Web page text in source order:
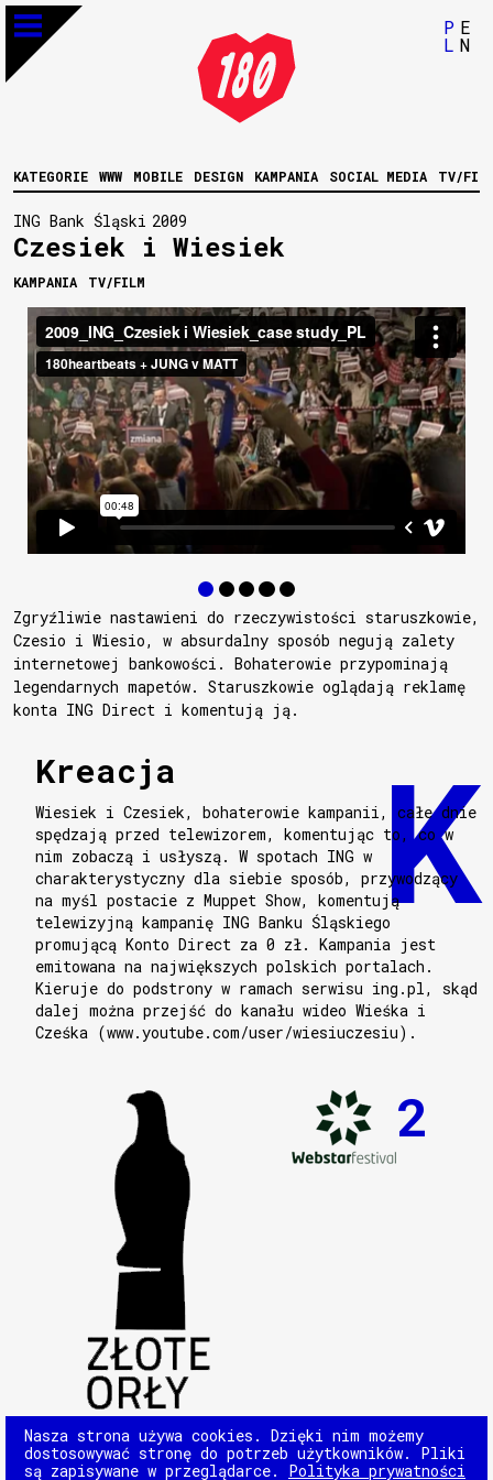
P
L
E
N
KATEGORIE WWW MOBILE DESIGN KAMPANIA SOCIAL MEDIA TV/
ING Bank Śląski 2009
Czesiek i Wiesiek
KAMPANIA TV/FILM
Zgryźliwie nastawieni do rzeczywistości staruszkowie,
Czesio i Wiesio, w absurdalny sposób negują zalety
internetowej bankowości. Bohaterowie przypominają
legendarnych mapetów. Staruszkowie oglądają reklamę
konta ING Direct i komentują ją.
Kreacja
Wiesiek i Czesiek, bohaterowie kampanii, całe dnie
spędzają przed telewizorem, komentując to, co w
nim zobaczą i usłyszą. W spotach ING w
charakterystyczny dla siebie sposób, przywodzący
na myśl postacie z Muppet Show, komentują
telewizyjną kampanię ING Banku Śląskiego
promującą Konto Direct za 0 zł. Kampania jest
emitowana na największych polskich portalach.
Kieruje do podstrony w ramach serwisu ing.pl, skąd
dalej można przejść do kanału wideo Wieśka i
Cześka (www.youtube.com/user/wiesiuczesiu).
2
Nasza strona używa cookies. Dzięki nim możemy
dostosowywać stronę do potrzeb użytkowników. Pliki
są zapisywane w przeglądarce. Polityka prywatności